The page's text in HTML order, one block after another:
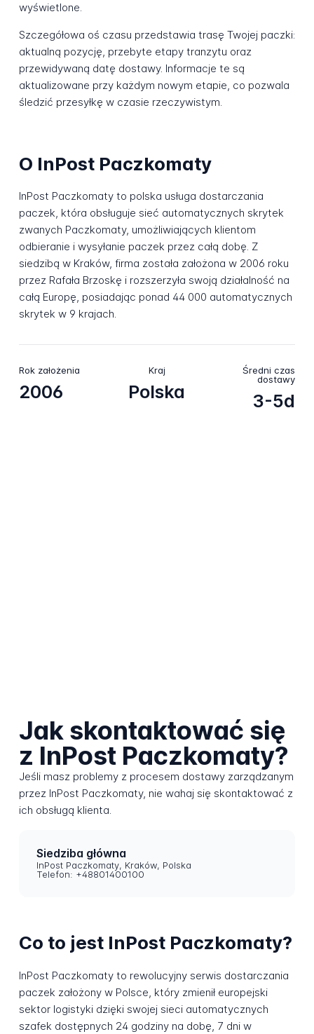
wyświetlone.
Szczegółowa oś czasu przedstawia trasę Twojej paczki:
aktualną pozycję, przebyte etapy tranzytu oraz
przewidywaną datę dostawy. Informacje te są
aktualizowane przy każdym nowym etapie, co pozwala
śledzić przesyłkę w czasie rzeczywistym.
O InPost Paczkomaty
InPost Paczkomaty to polska usługa dostarczania
paczek, która obsługuje sieć automatycznych skrytek
zwanych Paczkomaty, umożliwiających klientom
odbieranie i wysyłanie paczek przez całą dobę. Z
siedzibą w Kraków, firma została założona w 2006 roku
przez Rafała Brzoskę i rozszerzyła swoją działalność na
całą Europę, posiadając ponad 44 000 automatycznych
skrytek w 9 krajach.
Rok założenia
2006
Kraj
Polska
Średni czas
dostawy
3-5d
Jak skontaktować się
z InPost Paczkomaty?
Jeśli masz problemy z procesem dostawy zarządzanym
przez InPost Paczkomaty, nie wahaj się skontaktować z
ich obsługą klienta.
Siedziba główna
InPost Paczkomaty, Kraków, Polska
Telefon: +48801400100
Co to jest InPost Paczkomaty?
InPost Paczkomaty to rewolucyjny serwis dostarczania
paczek założony w Polsce, który zmienił europejski
sektor logistyki dzięki swojej sieci automatycznych
szafek dostępnych 24 godziny na dobę, 7 dni w